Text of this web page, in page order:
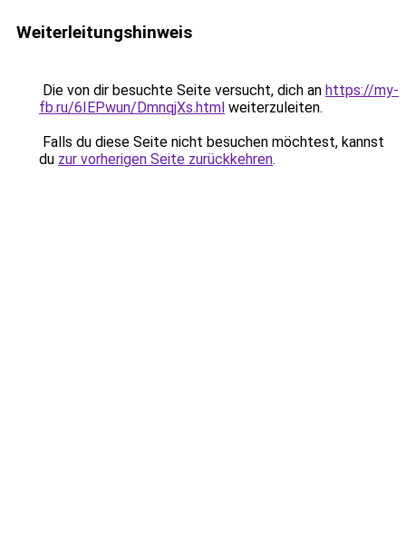
Weiterleitungshinweis
Die von dir besuchte Seite versucht, dich an https://my-
fb.ru/6IEPwun/DmnqjXs.html weiterzuleiten.
Falls du diese Seite nicht besuchen möchtest, kannst
du zur vorherigen Seite zurückkehren.